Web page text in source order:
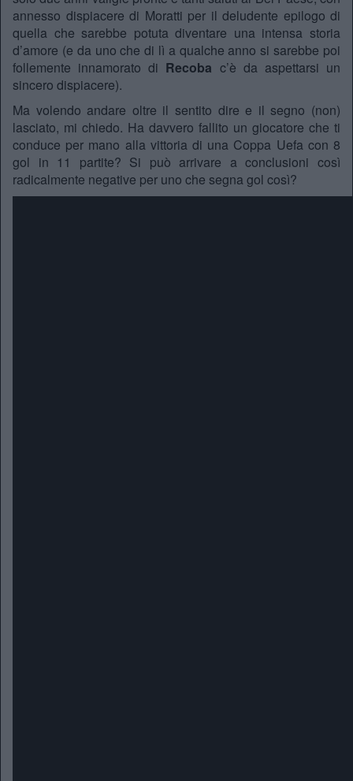
annesso dispiacere di Moratti per il deludente epilogo di
quella che sarebbe potuta diventare una intensa storia
d’amore (e da uno che di lì a qualche anno si sarebbe poi
follemente innamorato di Recoba c’è da aspettarsi un
sincero dispiacere).
Ma volendo andare oltre il sentito dire e il segno (non)
lasciato, mi chiedo. Ha davvero fallito un giocatore che ti
conduce per mano alla vittoria di una Coppa Uefa con 8
gol in 11 partite? Si può arrivare a conclusioni così
radicalmente negative per uno che segna gol così?